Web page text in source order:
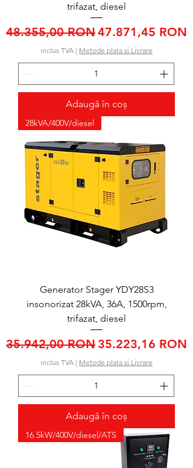
trifazat, diesel
Preț normal
48.355,00 RONPreț redus
47.871,45 RON
inclus TVA | Metode plata si Livrare
Adaugă în coș
28kVA/400V/diesel
Generator Stager YDY28S3
insonorizat 28kVA, 36A, 1500rpm,
trifazat, diesel
Preț normal
35.942,00 RON Preț redus
35.223,16 RON
inclus TVA | Metode plata si Livrare
Adaugă în coș
16.5kW/400V/diesel/ATS